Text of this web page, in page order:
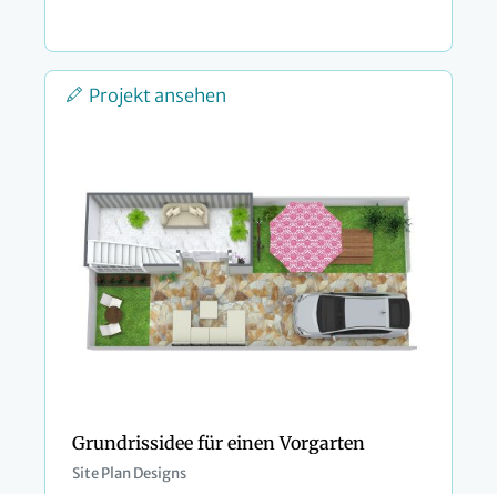
Projekt ansehen
Grundrissidee für einen Vorgarten
Site Plan Designs